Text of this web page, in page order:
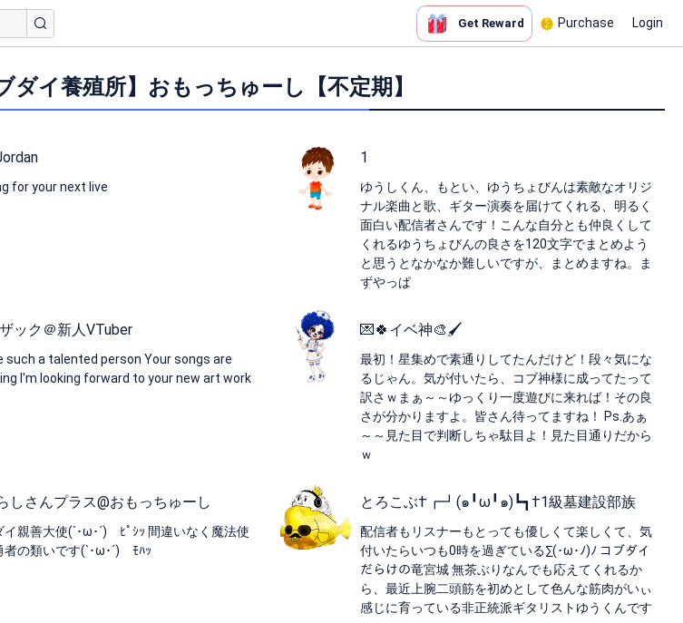
Get Reward Purchase Login
イ養殖所】おもっちゅーし【不定期】
for your next live
1
ゆうしくん、もとい、ゆうちょびんは素敵なオリジ
ナル楽曲と歌、ギター演奏を届けてくれる、明るく
面白い配信者さんです！こんな自分とも仲良くして
くれるゆうちょびんの良さを120文字でまとめよう
と思うとなかなか難しいですが、まとめますね。ま
ずやっぱ
ック＠新人VTuber
such a talented person Your songs are
I'm looking forward to your new art work
💌🍀イベ神🎨🖌️
最初！星集めで素通りしてたんだけど！段々気にな
るじゃん。気が付いたら、コブ神様に成ってたって
訳さｗまぁ～～ゆっくり一度遊びに来れば！その良
さが分かりますよ。皆さん待ってますね！ Ps.あぁ
～～見た目で判断しちゃ駄目よ！見た目通りだから
ｗ
しさんプラス@おもっちゅーし
イ親善大使(`･ω･´)ゞﾋﾟｼｯ 間違いなく魔法使
者の類いです(`･ω･´)ゞﾓﾊｯ
とろこぶ†┏┛(๑╹ω╹๑)┗┓†1級墓建設部族
配信者もリスナーもとっても優しくて楽しくて、気
付いたらいつも0時を過ぎている∑(･ω･ﾉ)ﾉ コブダイ
だらけの竜宮城 無茶ぶりなんでも応えてくれるか
ら、最近上腕二頭筋を初めとして色んな筋肉がいぃ
感じに育っている非正統派ギタリストゆうくんです